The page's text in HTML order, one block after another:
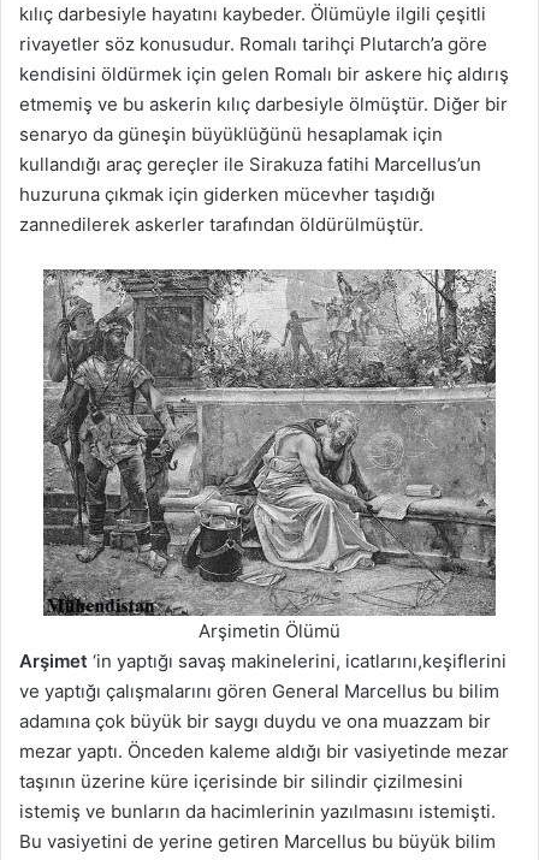
kılıç darbesiyle hayatını kaybeder. Ölümüyle ilgili çeşitli
rivayetler söz konusudur. Romalı tarihçi Plutarch’a göre
kendisini öldürmek için gelen Romalı bir askere hiç aldırış
etmemiş ve bu askerin kılıç darbesiyle ölmüştür. Diğer bir
senaryo da güneşin büyüklüğünü hesaplamak için
kullandığı araç gereçler ile Sirakuza fatihi Marcellus’un
huzuruna çıkmak için giderken mücevher taşıdığı
zannedilerek askerler tarafından öldürülmüştür.
Arşimetin Ölümü
Arşimet ‘in yaptığı savaş makinelerini, icatlarını,keşiflerini
ve yaptığı çalışmalarını gören General Marcellus bu bilim
adamına çok büyük bir saygı duydu ve ona muazzam bir
mezar yaptı. Önceden kaleme aldığı bir vasiyetinde mezar
taşının üzerine küre içerisinde bir silindir çizilmesini
istemiş ve bunların da hacimlerinin yazılmasını istemişti.
Bu vasiyetini de yerine getiren Marcellus bu büyük bilim